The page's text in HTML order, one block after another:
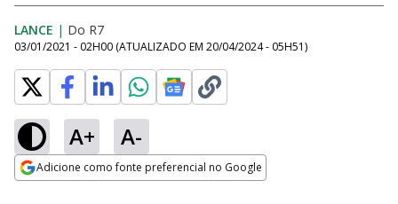
LANCE | Do R7
03/01/2021 - 02H00 (ATUALIZADO EM 20/04/2024 - 05H51)
A+ A-
Adicione como fonte preferencial no Google